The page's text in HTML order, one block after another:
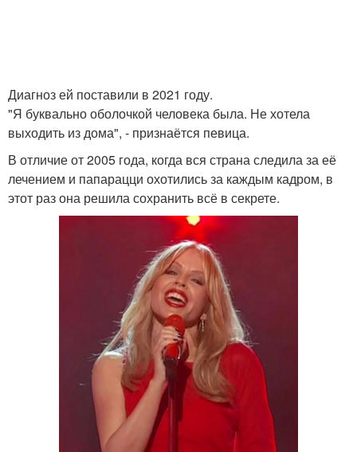
Диагноз ей поставили в 2021 году.
"Я буквально оболочкой человека была. Не хотела
выходить из дома", - признаётся певица.
В отличие от 2005 года, когда вся страна следила за её
лечением и папарацци охотились за каждым кадром, в
этот раз она решила сохранить всё в секрете.